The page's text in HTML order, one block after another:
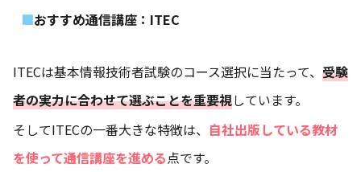
おすすめ通信講座：ITEC
ITECは基本情報技術者試験のコース選択に当たって、 受験
者の実力に合わせて選ぶことを重要視しています。
そしてITECの一番大きな特徴は、 自社出版している教材
を使って通信講座を進める点です。